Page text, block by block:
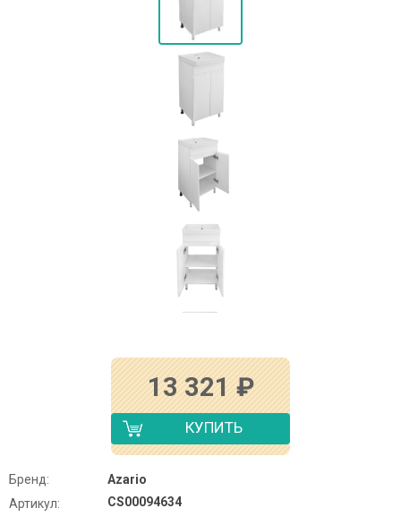
13 321 ₽
КУПИТЬ
Бренд:
Azario
Артикул:
CS00094634